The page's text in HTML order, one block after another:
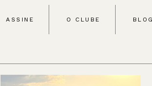
ASSINE O CLUBE BLOG